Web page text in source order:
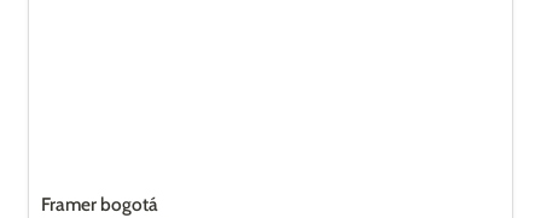
Framer bogotá